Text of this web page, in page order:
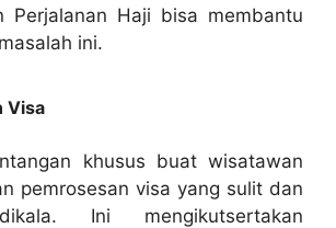
Perjalanan Haji bisa membantu
ini.
Visa
khusus buat wisatawan
pemrosesan visa yang sulit dan
Ini mengikutsertakan